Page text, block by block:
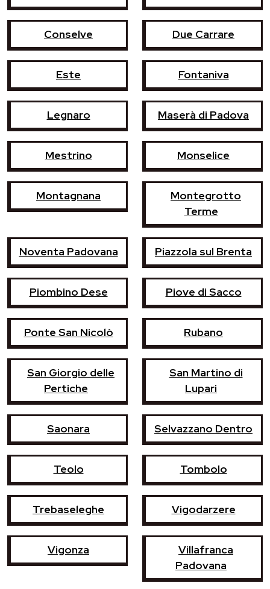
Conselve Due Carrare
Este Fontaniva
Legnaro Maserà di Padova
Mestrino Monselice
Montagnana
Montegrotto
Terme
Noventa Padovana Piazzola sul Brenta
Piombino Dese Piove di Sacco
Ponte San Nicolò Rubano
San Giorgio delle
Pertiche
San Martino di
Lupari
Saonara Selvazzano Dentro
Teolo Tombolo
Trebaseleghe Vigodarzere
Vigonza
Villafranca
Padovana